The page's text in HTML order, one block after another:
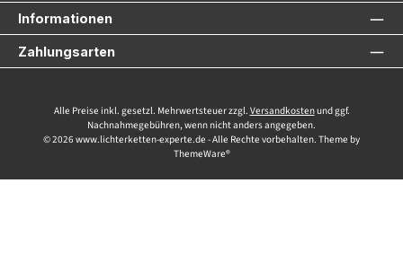
Informationen
Zahlungsarten
Alle Preise inkl. gesetzl. Mehrwertsteuer zzgl. Versandkostenund ggf.
Nachnahmegebühren, wenn nicht anders angegeben.
© 2026 www.lichterketten-experte.de - Alle Rechte vorbehalten. Theme by
ThemeWare®